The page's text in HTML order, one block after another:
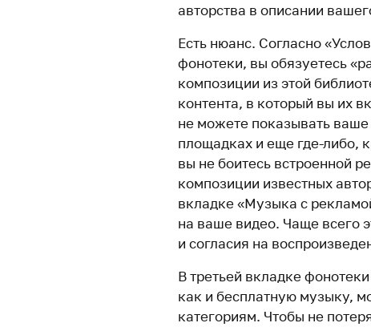
авторства в описании
Есть нюанс. Согласно
фонотеки, вы обязуетесь
композиции из этой
контента, в который вы их
не можете показывать
площадках и еще где-либо,
вы не боитесь встроенной
композиции известных
вкладке «Музыка с
на ваше видео. Чаще всего
и согласия на
В третьей вкладке
как и бесплатную музыку,
категориям. Чтобы не